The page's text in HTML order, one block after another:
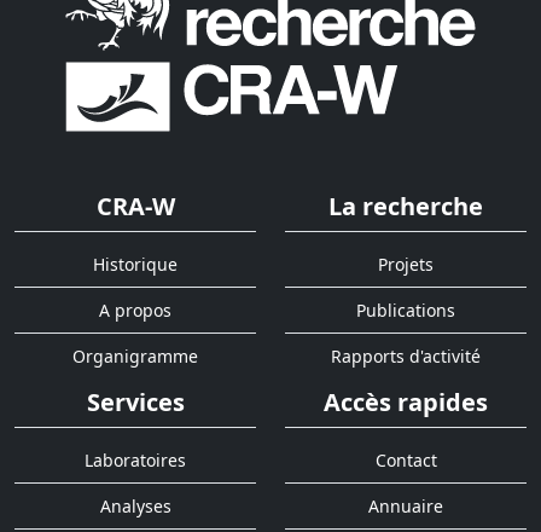
CRA-W
Historique
A propos
Organigramme
La recherche
Projets
Publications
Rapports d'activité
Services
Laboratoires
Analyses
Accès rapides
Contact
Annuaire